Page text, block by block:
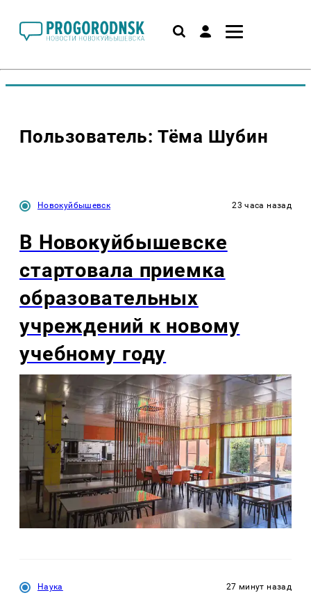
Пользователь: Тёма Шубин
Новокуйбышевск 23 часа назад
В Новокуйбышевске
стартовала приемка
образовательных
учреждений к новому
учебному году
Наука 27 минут назад